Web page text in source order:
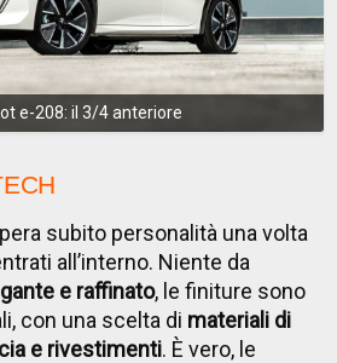
e-208: il 3/4 anteriore
subito personalità una volta
all’interno. Niente da
e raffinato, le finiture sono
con una scelta di materiali di
e rivestimenti. È vero, le